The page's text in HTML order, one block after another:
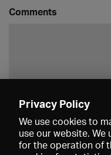
Comments
Privacy Policy
We use cookies to
use our website. We
for the operation of